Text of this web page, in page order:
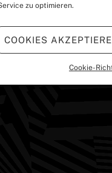
zu optimieren.
COOKIES
Cookie-